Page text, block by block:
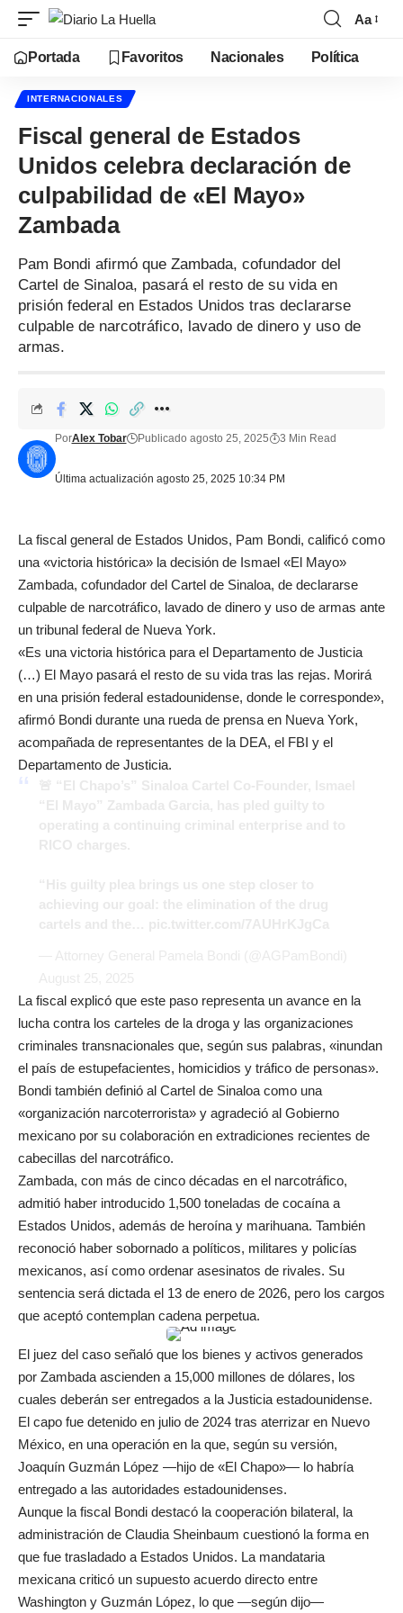
Aa
Portada Favoritos Nacionales Política
INTERNACIONALES
Fiscal general de Estados
Unidos celebra declaración de
culpabilidad de «El Mayo»
Zambada
Pam Bondi afirmó que Zambada, cofundador del
Cartel de Sinaloa, pasará el resto de su vida en
prisión federal en Estados Unidos tras declararse
culpable de narcotráfico, lavado de dinero y uso de
armas.
Última actualización agosto 25, 2025 10:34 PM
PorAlex Tobar Publicado agosto 25, 2025 3 Min Read
La fiscal general de Estados Unidos, Pam Bondi, calificó como
una «victoria histórica» la decisión de Ismael «El Mayo»
Zambada, cofundador del Cartel de Sinaloa, de declararse
culpable de narcotráfico, lavado de dinero y uso de armas ante
un tribunal federal de Nueva York.
«Es una victoria histórica para el Departamento de Justicia
(…) El Mayo pasará el resto de su vida tras las rejas. Morirá
en una prisión federal estadounidense, donde le corresponde»,
afirmó Bondi durante una rueda de prensa en Nueva York,
acompañada de representantes de la DEA, el FBI y el
Departamento de Justicia.
La fiscal explicó que este paso representa un avance en la
lucha contra los carteles de la droga y las organizaciones
criminales transnacionales que, según sus palabras, «inundan
el país de estupefacientes, homicidios y tráfico de personas».
Bondi también definió al Cartel de Sinaloa como una
«organización narcoterrorista» y agradeció al Gobierno
mexicano por su colaboración en extradiciones recientes de
cabecillas del narcotráfico.
Zambada, con más de cinco décadas en el narcotráfico,
admitió haber introducido 1,500 toneladas de cocaína a
Estados Unidos, además de heroína y marihuana. También
reconoció haber sobornado a políticos, militares y policías
mexicanos, así como ordenar asesinatos de rivales. Su
sentencia será dictada el 13 de enero de 2026, pero los cargos
que aceptó contemplan cadena perpetua.
El juez del caso señaló que los bienes y activos generados
por Zambada ascienden a 15,000 millones de dólares, los
cuales deberán ser entregados a la Justicia estadounidense.
El capo fue detenido en julio de 2024 tras aterrizar en Nuevo
México, en una operación en la que, según su versión,
Joaquín Guzmán López —hijo de «El Chapo»— lo habría
entregado a las autoridades estadounidenses.
Aunque la fiscal Bondi destacó la cooperación bilateral, la
administración de Claudia Sheinbaum cuestionó la forma en
que fue trasladado a Estados Unidos. La mandataria
mexicana criticó un supuesto acuerdo directo entre
Washington y Guzmán López, lo que —según dijo—